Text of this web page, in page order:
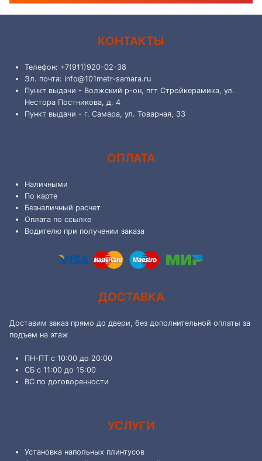
КОНТАКТЫ
Телефон: +7(911)920-02-38
Эл. почта: info@101metr-samara.ru
Пункт выдачи - Волжский р-он, пгт Стройкерамика, ул.
Нестора Постникова, д. 4
Пункт выдачи - г. Самара, ул. Товарная, 33
ОПЛАТА
Наличными
По карте
Безналичный расчет
Оплата по ссылке
Водителю при получении заказа
ДОСТАВКА
Доставим заказ прямо до двери, без дополнительной оплаты за
подъем на этаж
ПН-ПТ с 10:00 до 20:00
СБ с 11:00 до 15:00
ВС по договоренности
УСЛУГИ
Установка напольных плинтусов